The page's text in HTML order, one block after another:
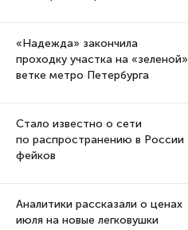
«Надежда» закончила
проходку участка на «зеленой»
ветке метро Петербурга
Стало известно о сети
по распространению в России
фейков
Аналитики рассказали о ценах
июля на новые легковушки